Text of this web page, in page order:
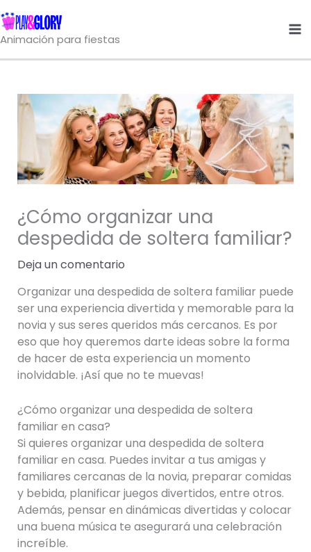
al
contenido
Animación para fiestas
¿Cómo organizar una
despedida de soltera familiar?
Deja un comentario
Organizar una despedida de soltera familiar puede
ser una experiencia divertida y memorable para la
novia y sus seres queridos más cercanos. Es por
eso que hoy queremos darte ideas sobre la forma
de hacer de esta experiencia un momento
inolvidable. ¡Así que no te muevas!
¿Cómo organizar una despedida de soltera
familiar en casa?
Si quieres organizar una despedida de soltera
familiar en casa. Puedes invitar a tus amigas y
familiares cercanas de la novia, preparar comidas
y bebida, planificar juegos divertidos, entre otros.
Además, pensar en dinámicas divertidas y colocar
una buena música te asegurará una celebración
increíble.